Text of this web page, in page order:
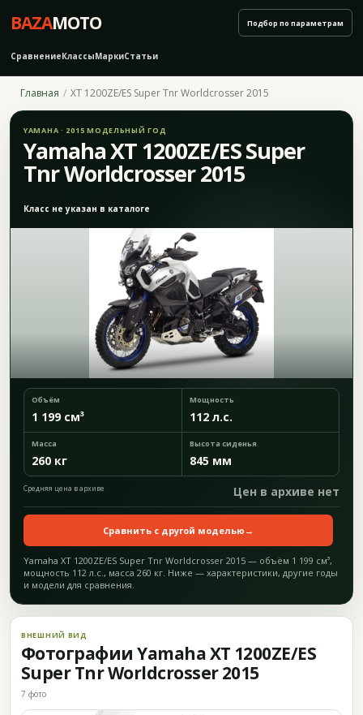
BAZAMOTO
СравнениеКлассыМаркиСтатьи
Подбор по параметрам
Главная XT 1200ZE/ES Super Tnr Worldcrosser 2015
YAMAHA · 2015 МОДЕЛЬНЫЙ ГОД
Yamaha XT 1200ZE/ES Super
Tnr Worldcrosser 2015
Класс не указан в каталоге
Объём
1 199 см³
Мощность
112 л.с.
Масса
260 кг
Высота сиденья
845 мм
Средняя цена в архиве Цен в архиве нет
Сравнить с другой моделью →
Yamaha XT 1200ZE/ES Super Tnr Worldcrosser 2015 — объём 1 199 см³,
мощность 112 л.с., масса 260 кг. Ниже — характеристики, другие годы
и модели для сравнения.
ВНЕШНИЙ ВИД
Фотографии Yamaha XT 1200ZE/ES
Super Tnr Worldcrosser 2015
7 фото